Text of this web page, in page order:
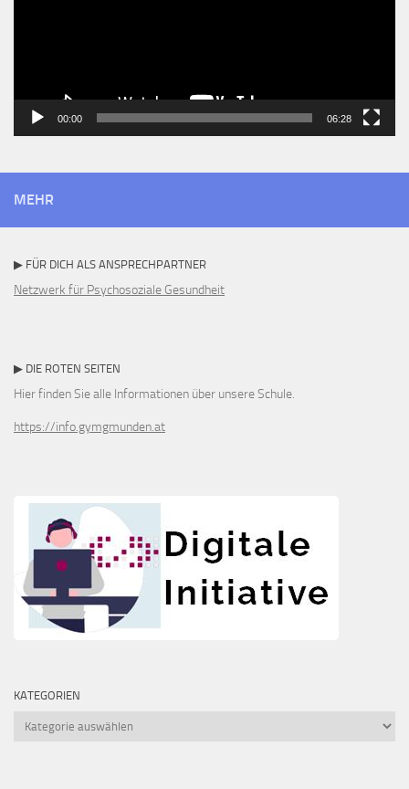
00:00 06:28
MEHR
▶ FÜR DICH ALS ANSPRECHPARTNER
Netzwerk für Psychosoziale Gesundheit
▶ DIE ROTEN SEITEN
Hier finden Sie alle Informationen über unsere Schule.
https://info.gymgmunden.at
KATEGORIEN
Kategorien